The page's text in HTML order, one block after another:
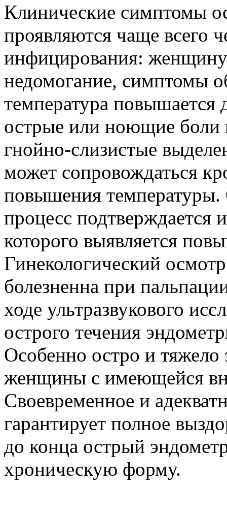
Клинические симптомы
проявляются чаще всего
инфицирования: женщину
недомогание, симптомы
температура
острые или ноющие боли
гнойно-слизистые
может сопровождаться
повышения
процесс подтверждается
которого выявляется
Гинекологический
болезненна при
ходе ультразвукового
острого течения
Особенно остро и тяжело
женщины с имеющейся
Своевременное и
гарантирует полное
до конца острый
хроническую форму.